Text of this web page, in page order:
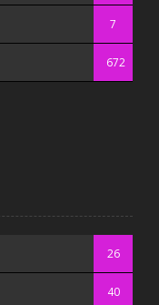
7
672
26
40